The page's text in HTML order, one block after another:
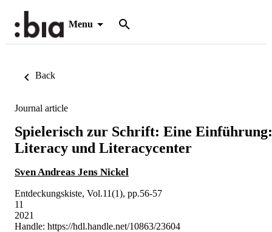
Menu
Back
Journal article
Spielerisch zur Schrift: Eine Einführung:
Literacy und Literacycenter
Sven Andreas Jens Nickel
Entdeckungskiste, Vol.11(1), pp.56-57
11
2021
Handle: https://hdl.handle.net/10863/23604